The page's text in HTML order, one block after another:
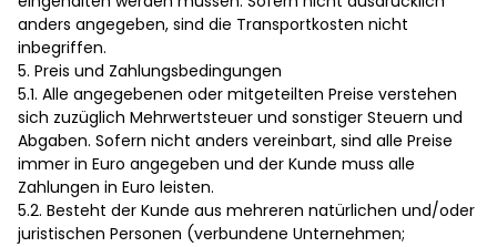
anders angegeben, sind die Transportkosten nicht
inbegriffen.
5. Preis und Zahlungsbedingungen
5.1. Alle angegebenen oder mitgeteilten Preise verstehen
sich zuzüglich Mehrwertsteuer und sonstiger Steuern und
Abgaben. Sofern nicht anders vereinbart, sind alle Preise
immer in Euro angegeben und der Kunde muss alle
Zahlungen in Euro leisten.
5.2. Besteht der Kunde aus mehreren natürlichen und/oder
juristischen Personen (verbundene Unternehmen;